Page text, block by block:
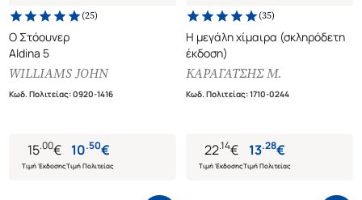
(25)
Ο Στόουνερ
Aldina 5
WILLIAMS JOHN
Κωδ. Πολιτείας:0920-1416
15.00€
Τιμή Έκδοσης
10.50€
Τιμή Πολιτείας
(35)
Η μεγάλη χίμαιρα (σκληρόδετη
έκδοση)
ΚΑΡΑΓΑΤΣΗΣ Μ.
Κωδ. Πολιτείας:1710-0244
22.14€
Τιμή Έκδοσης
13.28€
Τιμή Πολιτείας